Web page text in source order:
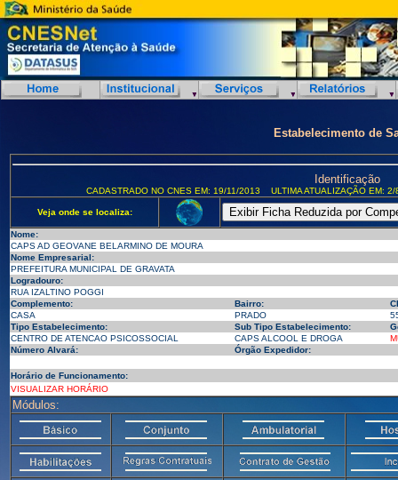
Estabelecimento de
Identificação
CADASTRADO NO CNES EM: 19/11/2013 ULTIMA ATUALIZAÇÃO EM:
Veja onde se localiza:
Nome:
CAPS AD GEOVANE BELARMINO DE MOURA
Nome Empresarial:
PREFEITURA MUNICIPAL DE GRAVATA
Logradouro:
RUA IZALTINO POGGI
Complemento:
Bairro:
CASA
PRADO
Tipo Estabelecimento:
Sub Tipo Estabelecimento:
CENTRO DE ATENCAO PSICOSSOCIAL
CAPS ALCOOL E DROGA
Número Alvará:
Órgão Expedidor:
Horário de Funcionamento:
VISUALIZAR HORÁRIO
Módulos: